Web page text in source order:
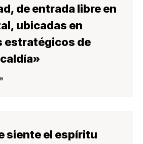
de entrada libre en
ubicadas en
estratégicos de
siente el espíritu